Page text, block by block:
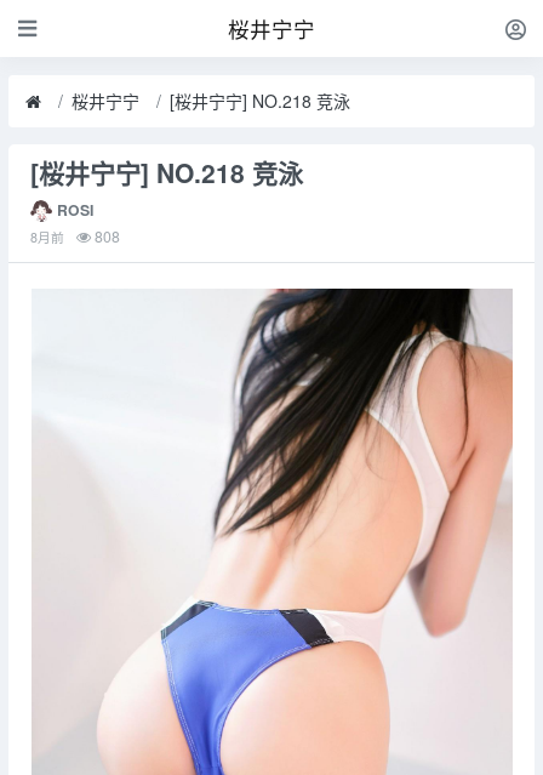
桜井宁宁
桜井宁宁 [桜井宁宁] NO.218 竞泳
[桜井宁宁] NO.218 竞泳
ROSI
8月前 808